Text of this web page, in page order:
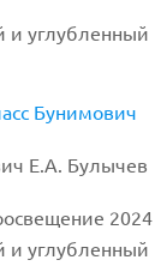
и углубленный
Бунимович
Е.А. Булычев
2024
и углубленный